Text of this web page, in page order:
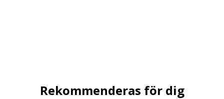
Rekommenderas för dig